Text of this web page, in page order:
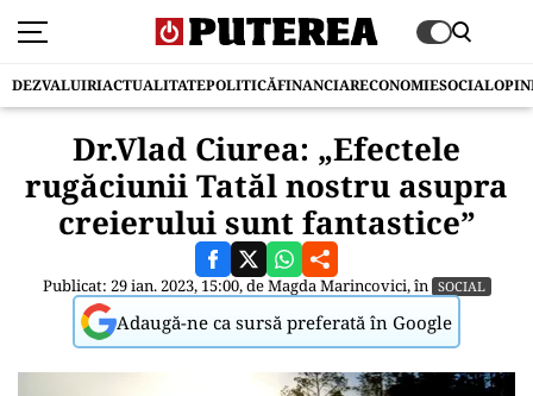
DEZVALUIRIACTUALITATEPOLITICĂFINANCIARECONOMIESOCIAL
Dr.Vlad Ciurea: „Efectele
rugăciunii Tatăl nostru asupra
creierului sunt fantastice”
Publicat: 29 ian. 2023, 15:00, deMagda Marincovici, în SOCIAL
Adaugă-ne ca sursă preferată în Google